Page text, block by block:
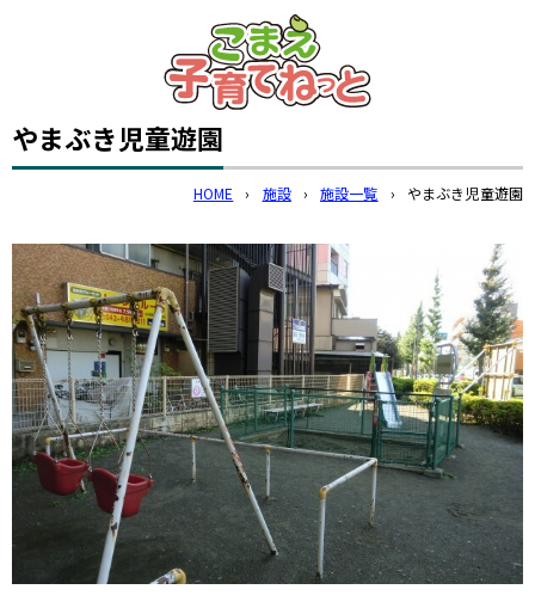
このページの本文へ
やまぶき児童遊園
HOME › 施設 › 施設一覧 › やまぶき児童遊園